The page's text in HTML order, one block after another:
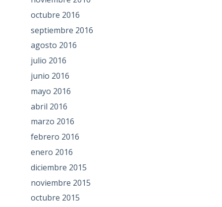
octubre 2016
septiembre 2016
agosto 2016
julio 2016
junio 2016
mayo 2016
abril 2016
marzo 2016
febrero 2016
enero 2016
diciembre 2015
noviembre 2015
octubre 2015